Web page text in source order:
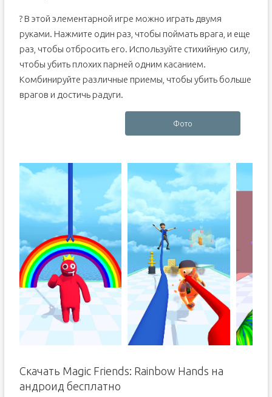
? В этой элементарной игре можно играть двумя
руками. Нажмите один раз, чтобы поймать врага, и еще
раз, чтобы отбросить его. Используйте стихийную силу,
чтобы убить плохих парней одним касанием.
Комбинируйте различные приемы, чтобы убить больше
врагов и достичь радуги.
Фото
Скачать Magic Friends: Rainbow Hands на
андроид бесплатно